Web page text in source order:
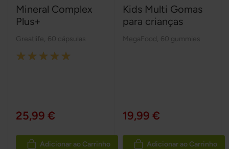
Mineral Complex
Plus+
Greatlife 60 cápsulas
Rating:
25,99 €
Adicionar ao Carrinho
Kids Multi Gomas
para crianças
MegaFood 60 gummies
19,99 €
Adicionar ao Carrinho